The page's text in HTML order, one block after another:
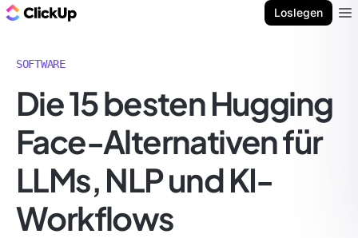
Loslegen
SOFTWARE
Die 15 besten Hugging
Face-Alternativen für
LLMs, NLP und KI-
Workflows